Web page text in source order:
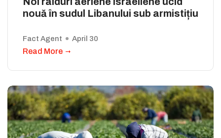
nouă în sudul Libanului sub armistițiu
Fact Agent April 30
Read More